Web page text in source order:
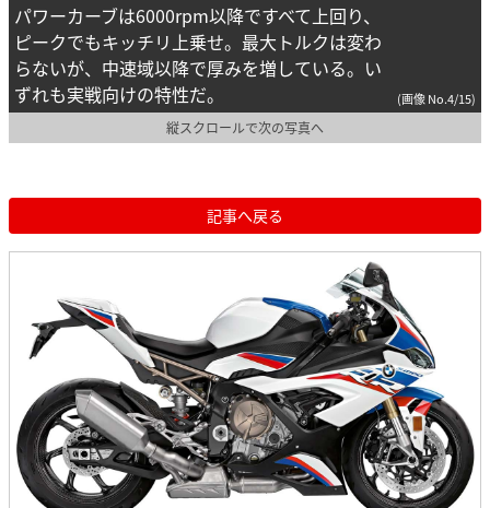
パワーカーブは6000rpm以降ですべて上回り、
ピークでもキッチリ上乗せ。最大トルクは変わ
らないが、中速域以降で厚みを増している。い
ずれも実戦向けの特性だ。
(画像 No.4/15)
縦スクロールで次の写真へ
記事へ戻る